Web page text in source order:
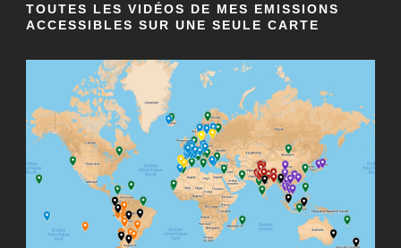
TOUTES LES VIDÉOS DE MES EMISSIONS
ACCESSIBLES SUR UNE SEULE CARTE